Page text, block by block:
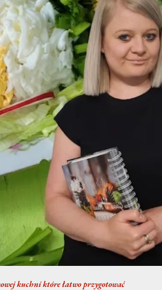
kuchni które łatwo przygotować